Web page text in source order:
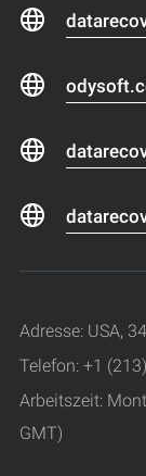
Adresse: USA,
Telefon: +1
Arbeitszeit:
GMT)